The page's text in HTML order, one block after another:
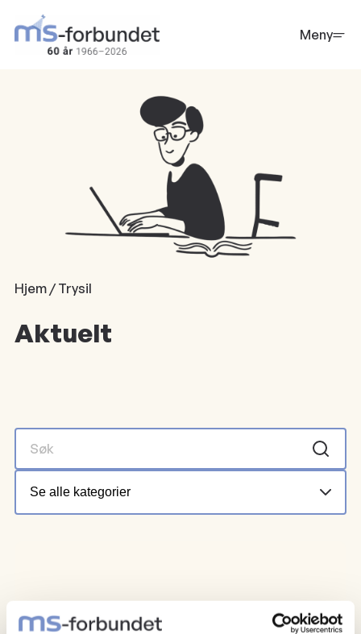
hovedinnhold
Meny
Hjem / Trysil
Aktuelt